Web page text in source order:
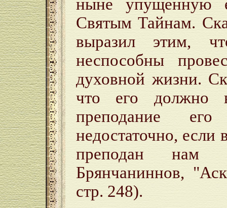
ныне упущенную
Святым Тайнам.
выразил этим,
неспособны
духовной жизни.
что его должно
преподание
недостаточно, если
преподан нам
Брянчаниннов,
стр. 248).